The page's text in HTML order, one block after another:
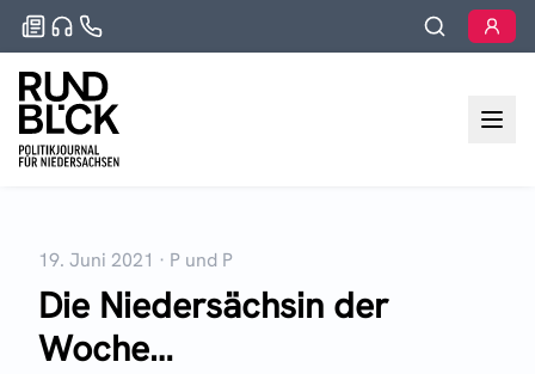
19. Juni 2021 · P und P
Die Niedersächsin der
Woche…